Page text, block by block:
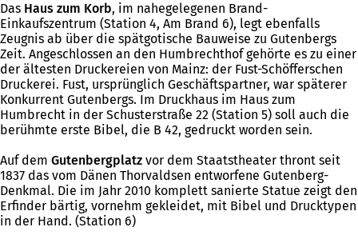
Das Haus zum Korb, im nahegelegenen Brand-
Einkaufszentrum (Station 4, Am Brand 6), legt ebenfalls
Zeugnis ab über die spätgotische Bauweise zu Gutenbergs
Zeit. Angeschlossen an den Humbrechthof gehörte es zu einer
der ältesten Druckereien von Mainz: der Fust-Schöfferschen
Druckerei. Fust, ursprünglich Geschäftspartner, war späterer
Konkurrent Gutenbergs. Im Druckhaus im Haus zum
Humbrecht in der Schusterstraße 22 (Station 5) soll auch die
berühmte erste Bibel, die B 42, gedruckt worden sein.
Auf dem Gutenbergplatz vor dem Staatstheater thront seit
1837 das vom Dänen Thorvaldsen entworfene Gutenberg-
Denkmal. Die im Jahr 2010 komplett sanierte Statue zeigt den
Erfinder bärtig, vornehm gekleidet, mit Bibel und Drucktypen
in der Hand. (Station 6)